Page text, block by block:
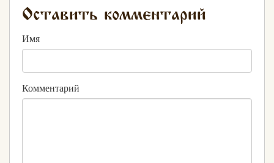
Оставить комментарий
Имя
Комментарий